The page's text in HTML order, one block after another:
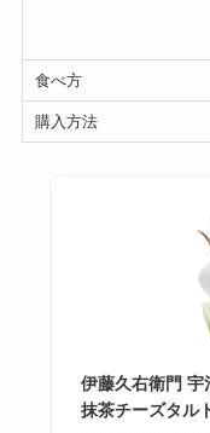
食べ方
購入方法
伊藤久右衛門 宇
抹茶チーズタル